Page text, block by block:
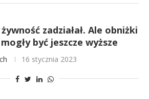
zadziałał. Ale obniżki
być jeszcze wyższe
16 stycznia 2023